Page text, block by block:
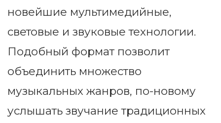
новейшие мультимедийные,
световые и звуковые технологии.
Подобный формат позволит
объединить множество
музыкальных жанров, по-новому
услышать звучание традиционных